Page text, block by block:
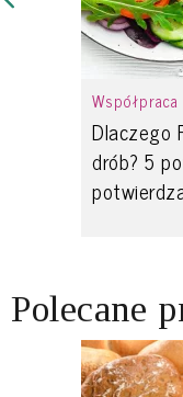
Dlaczego
drób? 5
Polecane